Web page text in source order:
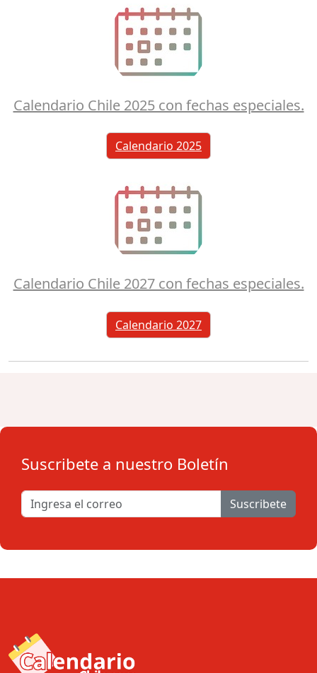
Calendario Chile 2025 con fechas especiales.
Calendario 2025
Calendario Chile 2027 con fechas especiales.
Calendario 2027
Suscribete a nuestro Boletín
Suscribete